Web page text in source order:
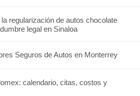
regularización de autos chocolate
legal en Sinaloa
Seguros de Autos en Monterrey
calendario, citas, costos y